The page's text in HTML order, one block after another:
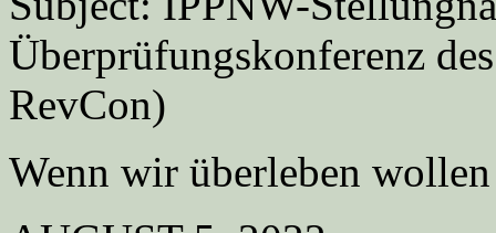
Überprüfungskonferenz
RevCon)
Wenn wir überleben